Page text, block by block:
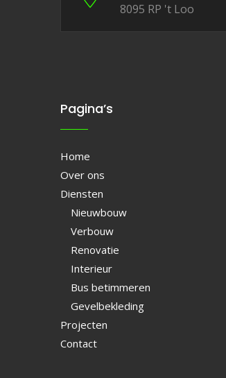
8095 RP 't Loo
Pagina’s
Home
Over ons
Diensten
Nieuwbouw
Verbouw
Renovatie
Interieur
Bus betimmeren
Gevelbekleding
Projecten
Contact